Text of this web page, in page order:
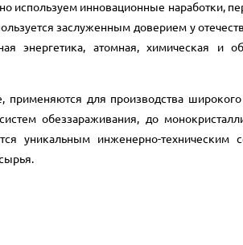
используем инновационные наработки,
заслуженным доверием у
энергетика, атомная, химическая и
применяются для производства широкого
обеззараживания, до
уникальным инженерно-техническим